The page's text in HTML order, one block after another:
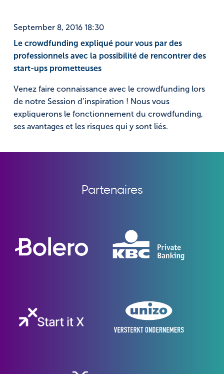
September 8, 2016 18:30
Le crowdfunding expliqué pour vous par des
professionnels avec la possibilité de rencontrer des
start-ups prometteuses
Venez faire connaissance avec le crowdfunding lors
de notre Session d’inspiration ! Nous vous
expliquerons le fonctionnement du crowdfunding,
ses avantages et les risques qui y sont liés.
Partenaires